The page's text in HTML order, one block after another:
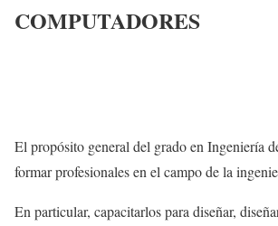
COMPUTADORES
El propósito general del grado en Ingeniería
formar profesionales en el campo de la
En particular, capacitarlos para diseñar,